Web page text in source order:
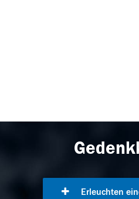
Erleuchten